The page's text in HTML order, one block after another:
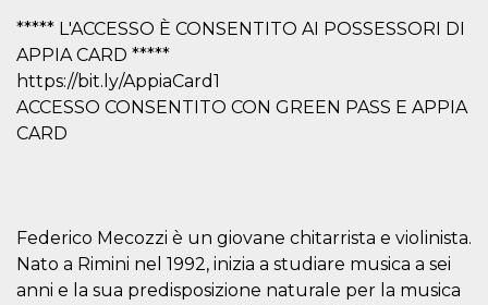
***** L'ACCESSO È CONSENTITO AI POSSESSORI DI
APPIA CARD *****
https://bit.ly/AppiaCard1
ACCESSO CONSENTITO CON GREEN PASS E APPIA
CARD
Federico Mecozzi è un giovane chitarrista e violinista.
Nato a Rimini nel 1992, inizia a studiare musica a sei
anni e la sua predisposizione naturale per la musica
Nombre
Proveedor /
Dominio
Vencimiento Descripción
Inc.
.oooh.events
servicio
CloudFlare para
dirección IP del
esencial para
apoyar las
funciones de